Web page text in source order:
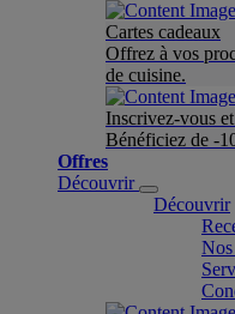
Cartes cadeaux
Offrez à vos
de cuisine.
Inscrivez-vous
Bénéficiez de -
Offres
Découvrir
Découvrir